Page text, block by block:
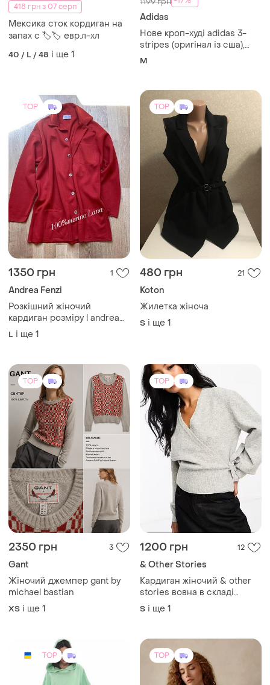
TOP
1350 грн
Andrea Fenzi
Розкішний жіночий
кардиган розміру l andrea
fenzi. італія 🇮🇹 100%
меринос
і ще 1
TOP
480 грн 21
Koton
Жилетка жіноча
S
TOP
2350 грн 3
Gant
Жіночий джемпер gant by
michael bastian
ХS і ще 1
TOP
1200 грн 12
& Other Stories
Кардиган жіночий & other
stories вовна в складі
в'язаний із запахом s m
і ще 1
TOP TOP